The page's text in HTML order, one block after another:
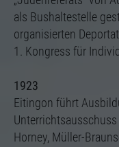
als Bushaltestelle
organisierten
1. Kongress für
1923
Eitingon führt
Horney, Müller-